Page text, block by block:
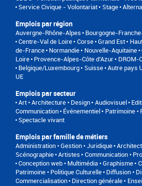
Service Civique - Volontariat
Stage
Emplois par région
Auvergne-Rhône-Alpes Bourgogne-
Centre-Val de Loire Corse Grand Est
de-France Normandie Nouvelle-Aquitaine
Loire Provence-Alpes-Côte d'Azur
DROM-
Belgique/Luxembourg
Suisse Autre pays
UE
Emplois par secteur
Art • Architecture • Design Audiovisuel
Communication Événementiel
Patrimoine •
Spectacle vivant
Emplois par famille de métiers
Administration • Gestion • Juridique
Scénographie Artistes
Communication •
Conception web • Multimédia • Graphisme
Patrimoine • Politique Culturelle Diffusion •
Commercialisation Direction générale